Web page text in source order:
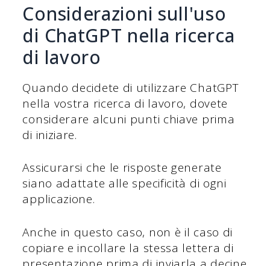
Considerazioni sull'uso
di ChatGPT nella ricerca
di lavoro
Quando decidete di utilizzare ChatGPT
nella vostra ricerca di lavoro, dovete
considerare alcuni punti chiave prima
di iniziare.
Assicurarsi che le risposte generate
siano adattate alle specificità di ogni
applicazione.
Anche in questo caso, non è il caso di
copiare e incollare la stessa lettera di